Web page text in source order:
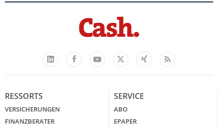
LinkedIn
FacebookYouTube
X
Xing Feed
RESSORTS
VERSICHERUNGEN
FINANZBERATER
SERVICE
ABO
EPAPER